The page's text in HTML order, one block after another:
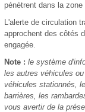
pénètrent dans la
L'alerte de circulation
approchent des côtés
engagée.
Note : le système
les autres véhicules
véhicules stationnés,
barrières, les
vous avertir de la